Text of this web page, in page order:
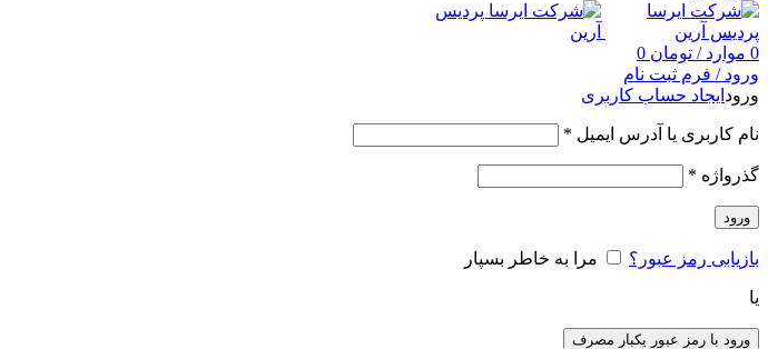
0 موارد / تومان
ورود / فرم ثبت نام
ورود ایجاد حساب کاربری
نام کاربری یا آدرس ایمیل *
گذرواژه *
ورود
بازیابی رمز عبور؟ مرا به خاطر بسپار
یا
ورود با رمز عبور یکبار مصرف